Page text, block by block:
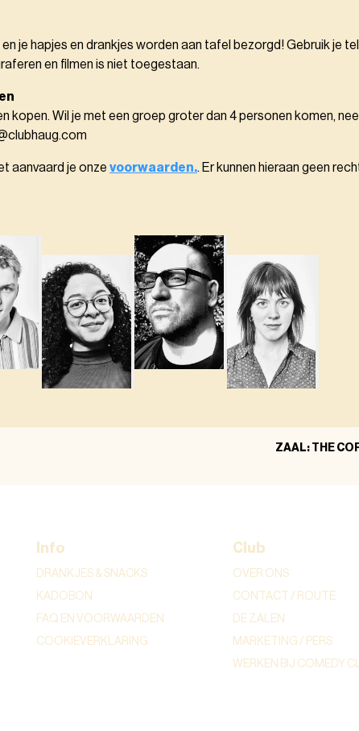
je hapjes en drankjes worden aan tafel bezorgd! Gebruik je
en filmen is niet toegestaan.
kopen. Wil je met een groep groter dan 4 personen komen,
aanvaard je onze voorwaarden.. Er kunnen hieraan geen
ZAAL: THE
Info
DRANKJES & SNACKS
KADOBON
FAQ EN VOORWAARDEN
COOKIEVERKLARING
Club
OVER ONS
CONTACT / ROUTE
DE ZALEN
MARKETING / PERS
WERKEN BIJ COMEDY